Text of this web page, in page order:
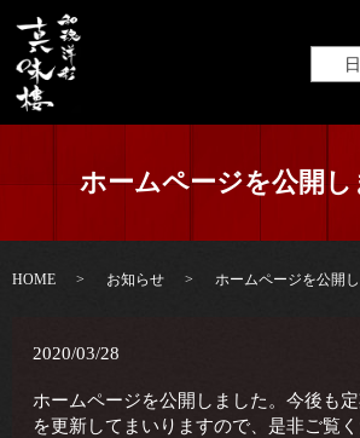
ホームページを公開
HOME お知らせ ホームページを公開し
2020/03/28
ホームページを公開しました。今後も
を更新してまいりますので、是非ご覧く